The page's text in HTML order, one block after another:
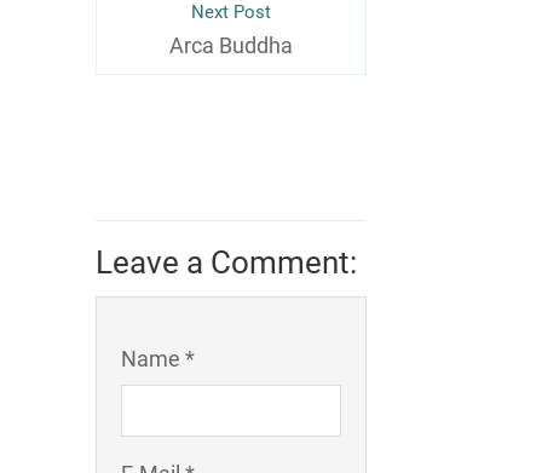
Next Post
Arca Buddha
Leave a Comment:
Name *